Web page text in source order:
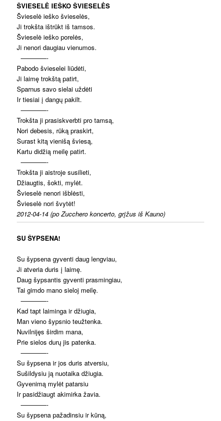
ŠVIESELĖ IEŠKO ŠVIESELĖS
Švieselė ieško švieselės,
Ji trokšta ištrūkt iš tamsos.
Švieselė ieško porelės,
Ji nenori daugiau vienumos.
————-
Pabodo švieselei liūdėti,
Ji laimę trokštą patirt,
Sparnus savo sielai uždėti
Ir tiesiai į dangų pakilt.
————-
Trokšta ji prasiskverbti pro tamsą,
Nori debesis, rūką praskirt,
Surast kitą vienišą šviesą,
Kartu didžią meilę patirt.
————-
Trokšta ji aistroje susilieti,
Džiaugtis, šokti, mylėt.
Švieselė nenori išblėsti,
Švieselė nori švytėt!
2012-04-14 (po Zucchero koncerto, grįžus iš Kauno)
SU ŠYPSENA!
Su šypsena gyventi daug lengviau,
Ji atveria duris į laimę.
Daug šypsantis gyventi prasmingiau,
Tai gimdo mano sieloj meilę.
————-
Kad tapt laiminga ir džiugia,
Man vieno šypsnio teužtenka.
Nuvilnijęs širdim mana,
Prie sielos durų jis patenka.
————-
Su šypsena ir jos duris atversiu,
Sušildysiu ją nuotaika džiugia.
Gyvenimą mylėt patarsiu
Ir pasidžiaugt akimirka žavia.
————-
Su šypsena pažadinsiu ir kūną,